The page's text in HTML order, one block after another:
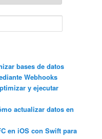
bases de datos
Webhooks
y ejecutar
actualizar datos en
en iOS con Swift para